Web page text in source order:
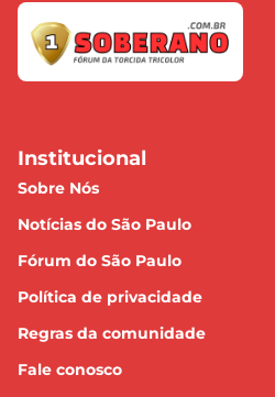
Institucional
Sobre Nós
Notícias do São Paulo
Fórum do São Paulo
Política de privacidade
Regras da comunidade
Fale conosco